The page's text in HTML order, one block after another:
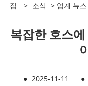
집 > 소식 > 업계 뉴스
복잡한 호스
● 2025-11-11 ●